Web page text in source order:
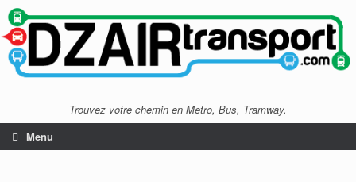
Trouvez votre chemin en Metro, Bus, Tramway.
Menu